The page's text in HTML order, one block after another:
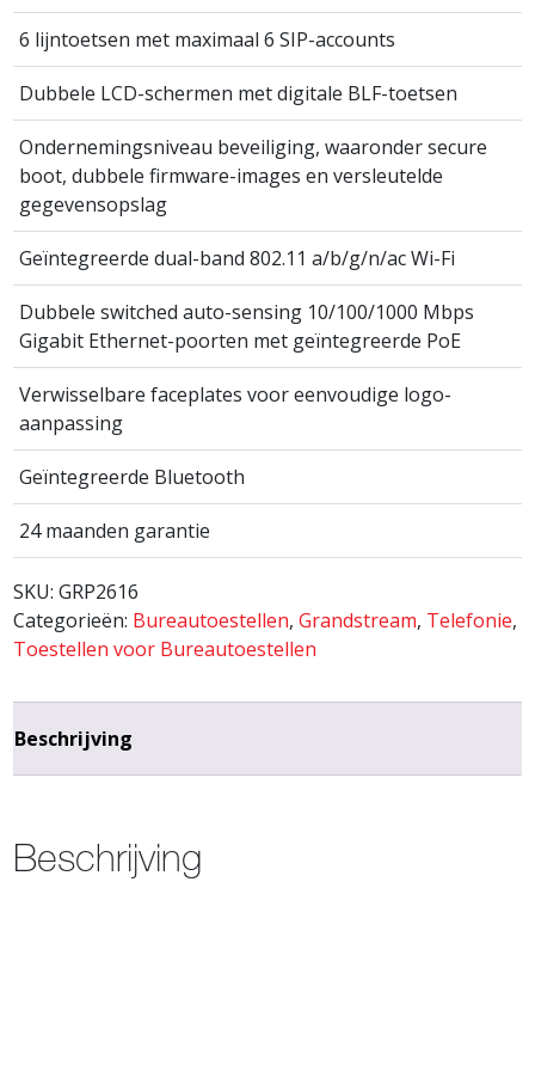
6 lijntoetsen met maximaal 6 SIP-accounts
Dubbele LCD-schermen met digitale BLF-toetsen
Ondernemingsniveau beveiliging, waaronder secure
boot, dubbele firmware-images en versleutelde
gegevensopslag
Geïntegreerde dual-band 802.11 a/b/g/n/ac Wi-Fi
Dubbele switched auto-sensing 10/100/1000 Mbps
Gigabit Ethernet-poorten met geïntegreerde PoE
Verwisselbare faceplates voor eenvoudige logo-
aanpassing
Geïntegreerde Bluetooth
24 maanden garantie
SKU:GRP2616
Categorieën: Bureautoestellen,Grandstream, Telefonie,
Toestellen voor Bureautoestellen
Beschrijving
Beschrijving